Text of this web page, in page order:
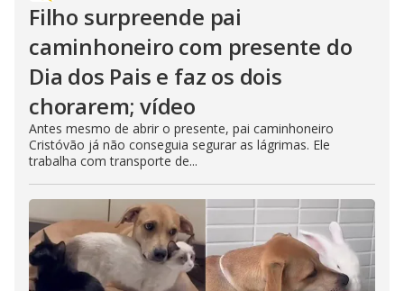
Filho surpreende pai
caminhoneiro com presente do
Dia dos Pais e faz os dois
chorarem; vídeo
Antes mesmo de abrir o presente, pai caminhoneiro
Cristóvão já não conseguia segurar as lágrimas. Ele
trabalha com transporte de...